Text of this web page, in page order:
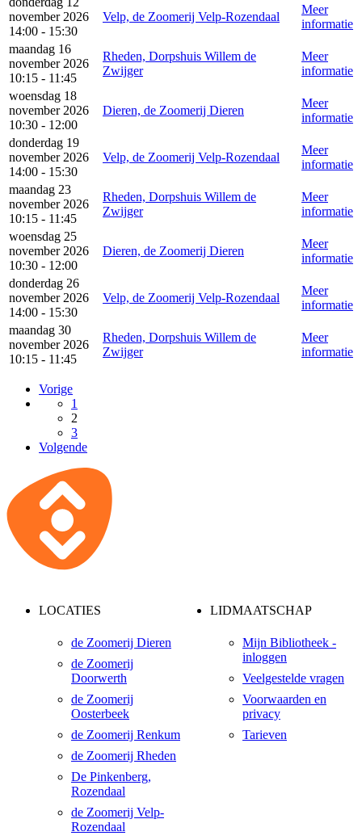
november 2026
14:00 - 15:30
Velp, de Zoomerij Velp-Rozendaal
Meer
informatie
maandag 16
november 2026
10:15 - 11:45
Rheden, Dorpshuis Willem de
Zwijger
Meer
informatie
woensdag 18
november 2026
10:30 - 12:00
Dieren, de Zoomerij Dieren
Meer
informatie
donderdag 19
november 2026
14:00 - 15:30
Velp, de Zoomerij Velp-Rozendaal
Meer
informatie
maandag 23
november 2026
10:15 - 11:45
Rheden, Dorpshuis Willem de
Zwijger
Meer
informatie
woensdag 25
november 2026
10:30 - 12:00
Dieren, de Zoomerij Dieren
Meer
informatie
donderdag 26
november 2026
14:00 - 15:30
Velp, de Zoomerij Velp-Rozendaal
Meer
informatie
maandag 30
november 2026
10:15 - 11:45
Rheden, Dorpshuis Willem de
Zwijger
Meer
informatie
Vorige
1
2
3
Volgende
LOCATIES
de Zoomerij Dieren
de Zoomerij
Doorwerth
de Zoomerij
Oosterbeek
de Zoomerij Renkum
de Zoomerij Rheden
De Pinkenberg,
Rozendaal
de Zoomerij Velp-
Rozendaal
LIDMAATSCHAP
Mijn Bibliotheek -
inloggen
Veelgestelde vragen
Voorwaarden en
privacy
Tarieven